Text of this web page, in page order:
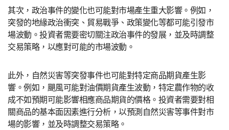
其次，政治事件的變化也可能對市場產生重大影響。例如，
突發的地緣政治衝突、貿易戰爭、政策變化等都可能引發市
場波動。投資者需要密切關注政治事件的發展，並及時調整
交易策略，以應對可能的市場波動。
此外，自然災害等突發事件也可能對特定商品期貨產生影
響。例如，颶風可能對油價期貨產生波動，特定農作物的收
成不如預期可能影響相應商品期貨的價格。投資者需要對相
關商品的基本面因素進行分析，以預測自然災害等事件對市
場的影響，並及時調整交易策略。